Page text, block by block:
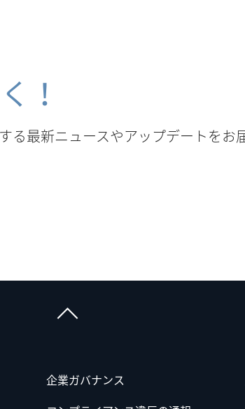
！
最新ニュースやアップデートをお
企業ガバナンス